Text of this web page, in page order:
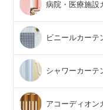
病院・医療施設
ビニールカーテ
シャワーカーテ
アコーディオン